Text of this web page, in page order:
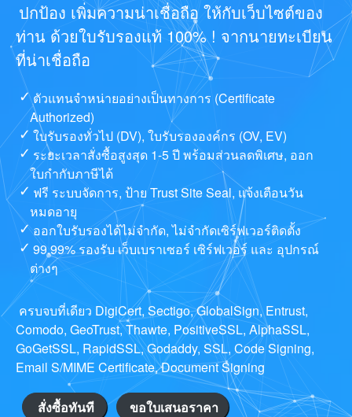
ปกป้อง เพิ่มความน่าเชื่อถือ ให้กับเว็บไซต์ของ
ท่าน ด้วยใบรับรองแท้ 100% ! จากนายทะเบียน
ที่น่าเชื่อถือ
ตัวแทนจำหน่ายอย่างเป็นทางการ (Certificate
Authorized)
ใบรับรองทั่วไป (DV), ใบรับรององค์กร (OV, EV)
ระยะเวลาสั่งซื้อสูงสุด 1-5 ปี พร้อมส่วนลดพิเศษ, ออก
ใบกำกับภาษีได้
ฟรี ระบบจัดการ, ป้าย Trust Site Seal, แจ้งเตือนวัน
หมดอายุ
ออกใบรับรองได้ไม่จำกัด, ไม่จำกัดเซิร์ฟเวอร์ติดตั้ง
99.99% รองรับ เว็บเบราเซอร์ เซิร์ฟเวอร์ และ อุปกรณ์
ต่างๆ
ครบจบที่เดียว DigiCert, Sectigo, GlobalSign, Entrust,
Comodo, GeoTrust, Thawte, PositiveSSL, AlphaSSL,
GoGetSSL, RapidSSL, Godaddy, SSL, Code Signing,
Email S/MIME Certificate, Document Signing
สั่งซื้อทันที ขอใบเสนอราคา